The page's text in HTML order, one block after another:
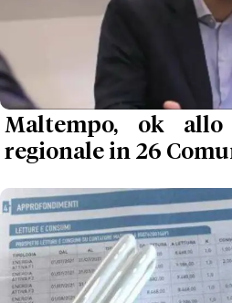
Maltempo, ok
regionale in 26